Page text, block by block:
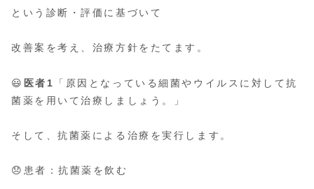
という診断・評価に基づいて
改善案を考え、治療方針をたてます。
😃 医者1
「原因となっている細菌やウイルスに対して抗
菌薬を用いて治療しましょう。」
そして、抗菌薬による治療を実行します。
😞患者：抗菌薬を飲む